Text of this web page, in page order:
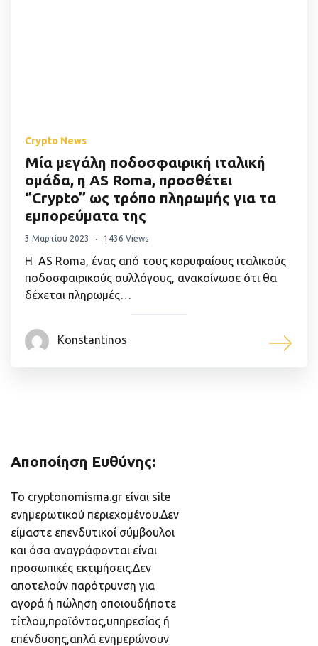
Crypto News
Μία μεγάλη ποδοσφαιρική ιταλική
ομάδα, η AS Roma, προσθέτει
‘’Crypto’’ ως τρόπο πληρωμής για τα
εμπορεύματα της
3 Μαρτίου 2023 1436 Views
Η AS Roma, ένας από τους κορυφαίους ιταλικούς
ποδοσφαιρικούς συλλόγους, ανακοίνωσε ότι θα
δέχεται πληρωμές…
Konstantinos
Αποποίηση Ευθύνης:
Το cryptonomisma.gr είναι site
ενημερωτικού περιεχομένου.Δεν
είμαστε επενδυτικοί σύμβουλοι
και όσα αναγράφονται είναι
προσωπικές εκτιμήσεις.Δεν
αποτελούν παρότρυνση για
αγορά ή πώληση οποιουδήποτε
τίτλου,προϊόντος,υπηρεσίας ή
επένδυσης,απλά ενημερώνουν